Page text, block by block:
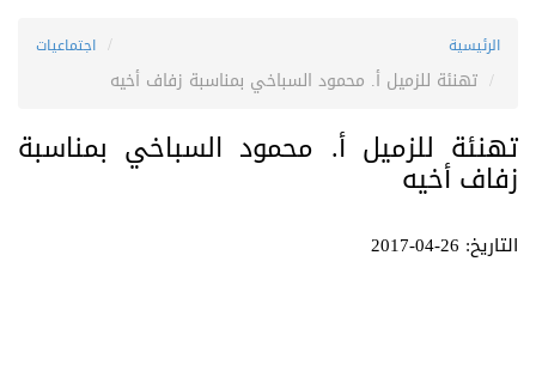
الرئيسية اجتماعيات
تهنئة للزميل أ. محمود السباخي بمناسبة زفاف أخيه
تهنئة للزميل أ. محمود السباخي بمناسبة
زفاف أخيه
التاريخ: 26-04-2017